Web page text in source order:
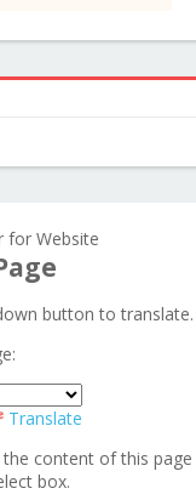
for Website
button to translate.
Translate
content of this page
box.